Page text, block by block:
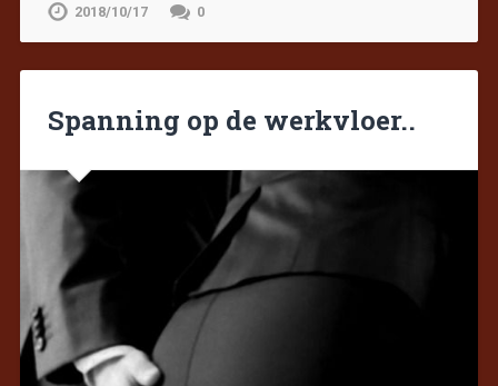
2018/10/17 0
Spanning op de werkvloer..